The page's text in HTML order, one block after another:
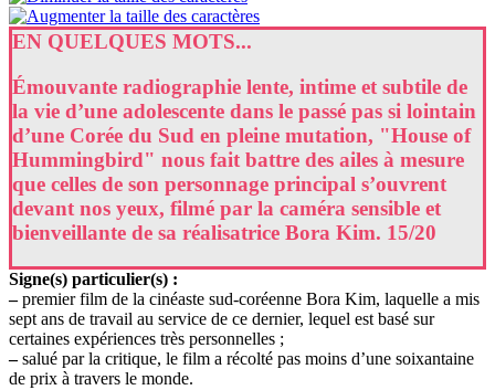
EN QUELQUES MOTS...
Émouvante radiographie lente, intime et subtile de
la vie d’une adolescente dans le passé pas si lointain
d’une Corée du Sud en pleine mutation, "House of
Hummingbird" nous fait battre des ailes à mesure
que celles de son personnage principal s’ouvrent
devant nos yeux, filmé par la caméra sensible et
bienveillante de sa réalisatrice Bora Kim. 15/20
Signe(s) particulier(s) :
–premier film de la cinéaste sud-coréenne Bora Kim, laquelle a mis
sept ans de travail au service de ce dernier, lequel est basé sur
certaines expériences très personnelles ;
–salué par la critique, le film a récolté pas moins d’une soixantaine
de prix à travers le monde.